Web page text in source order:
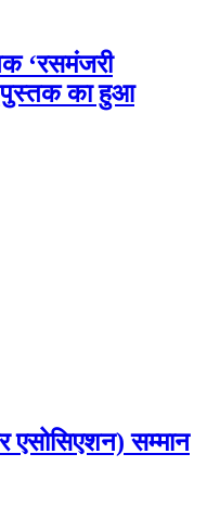
‘रसमंजरी
पुस्तक का हुआ
एसोसिएशन) सम्मान